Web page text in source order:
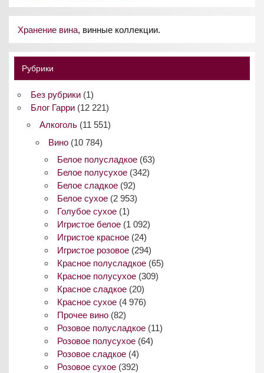
Хранение вина, винные коллекции.
Рубрики
Без рубрики(1)
Блог Гарри(12 221)
Алкоголь(11 551)
Вино(10 784)
Белое полусладкое (63)
Белое полусухое (342)
Белое сладкое (92)
Белое сухое (2 953)
Голубое сухое (1)
Игристое белое (1 092)
Игристое красное (24)
Игристое розовое (294)
Красное полусладкое (65)
Красное полусухое (309)
Красное сладкое (20)
Красное сухое (4 976)
Прочее вино (82)
Розовое полусладкое (11)
Розовое полусухое (64)
Розовое сладкое (4)
Розовое сухое (392)